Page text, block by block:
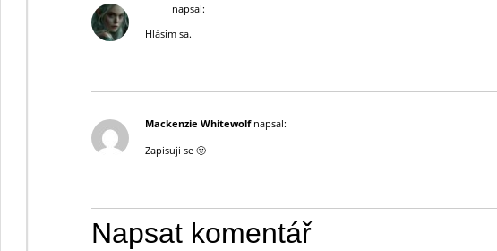
napsal:
Hlásim sa.
Mackenzie Whitewolf napsal:
Zapisuji se 🙂
Napsat komentář